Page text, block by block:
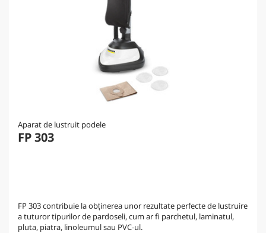
Aparat de lustruit podele
FP 303
FP 303 contribuie la obținerea unor rezultate perfecte de lustruire
a tuturor tipurilor de pardoseli, cum ar fi parchetul, laminatul,
pluta, piatra, linoleumul sau PVC-ul.